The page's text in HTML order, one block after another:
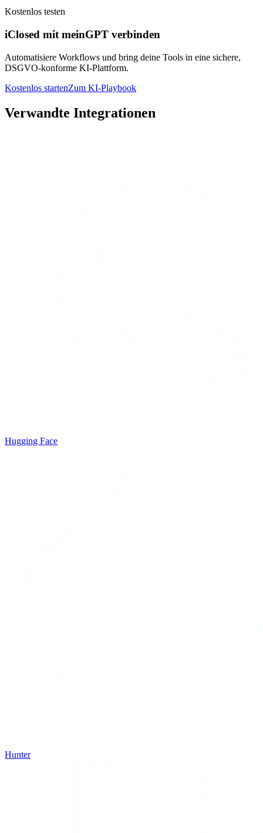
Kostenlos testen
iClosed mit meinGPT verbinden
Automatisiere Workflows und bring deine Tools in eine sichere,
DSGVO-konforme KI-Plattform.
Kostenlos startenZum KI-Playbook
Verwandte Integrationen
Hugging Face
Hunter